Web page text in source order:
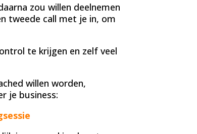
zou willen deelnemen
tweede call met je in, om
te krijgen en zelf veel
willen worden,
je business: